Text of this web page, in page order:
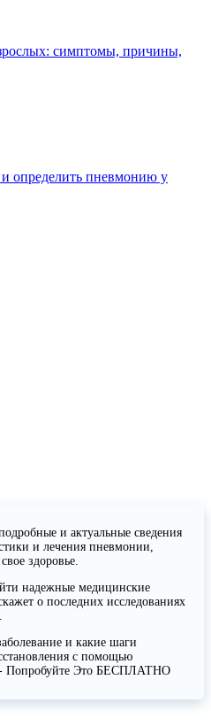
симптомы, причины,
определить пневмонию у
и актуальные сведения
и лечения пневмонии,
здоровье.
надежные медицинские
о последних исследованиях
и какие шаги
с помощью
- Попробуйте Это БЕСПЛАТНО